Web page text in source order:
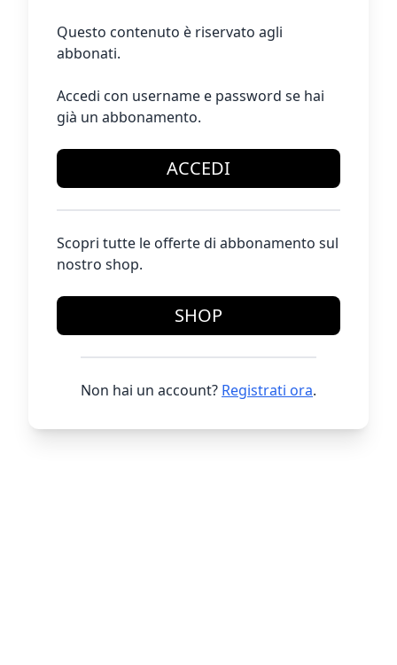
Questo contenuto è riservato agli
abbonati.
Accedi con username e password se hai
già un abbonamento.
ACCEDI
Scopri tutte le offerte di abbonamento sul
nostro shop.
SHOP
Non hai un account? Registrati ora.